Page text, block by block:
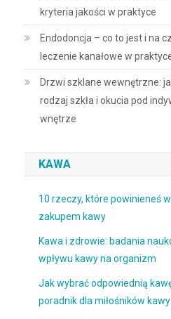
kryteria jakości w praktyce
Endodoncja – co to jest i na
leczenie kanałowe w
Drzwi szklane wewnętrzne:
rodzaj szkła i okucia pod
wnętrze
KAWA
10 rzeczy, które powinieneś
zakupem kawy
Kawa i zdrowie: badania
wpływu kawy na organizm
Jak wybrać odpowiednią
poradnik dla miłośników kawy